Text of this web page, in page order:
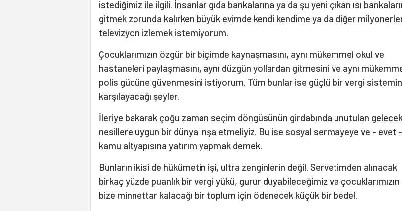
istediğimiz ile ilgili. İnsanlar gıda bankalarına ya da şu yeni çıkan ısı
gitmek zorunda kalırken büyük evimde kendi kendime ya da diğer
televizyon izlemek istemiyorum.
Çocuklarımızın özgür bir biçimde kaynaşmasını, aynı mükemmel okul ve
hastaneleri paylaşmasını, aynı düzgün yollardan gitmesini ve aynı
polis gücüne güvenmesini istiyorum. Tüm bunlar ise güçlü bir vergi
karşılayacağı şeyler.
İleriye bakarak çoğu zaman seçim döngüsünün girdabında unutulan gelecek
nesillere uygun bir dünya inşa etmeliyiz. Bu ise sosyal sermayeye ve - evet -
kamu altyapısına yatırım yapmak demek.
Bunların ikisi de hükümetin işi, ultra zenginlerin değil. Servetimden alınacak
birkaç yüzde puanlık bir vergi yükü, gurur duyabileceğimiz ve çocuklarımızın
bize minnettar kalacağı bir toplum için ödenecek küçük bir bedel.